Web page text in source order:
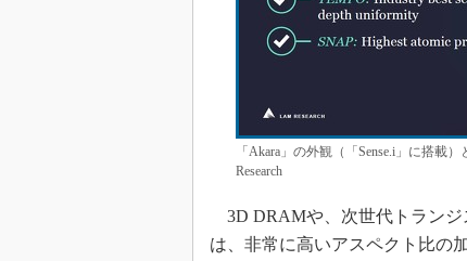
「Akara」の外観（「Sense.i」に搭載
Research
3D DRAMや、次世代トランジ
は、非常に高いアスペクト比の